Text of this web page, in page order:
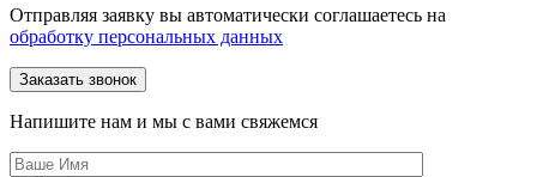
Отправляя заявку вы автоматически соглашаетесь на
обработку персональных данных
Напишите нам и мы с вами свяжемся